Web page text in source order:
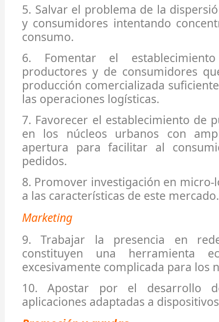
5. Salvar el problema de la
y consumidores intentando
consumo.
6. Fomentar el
productores y de consumidores
producción comercializada
las operaciones logísticas.
7. Favorecer el establecimiento de
en los núcleos urbanos con
apertura para facilitar al
pedidos.
8. Promover investigación en micro-
a las características de este
Marketing
9. Trabajar la presencia en
constituyen una herramienta
excesivamente complicada para los
10. Apostar por el desarrollo
aplicaciones adaptadas a